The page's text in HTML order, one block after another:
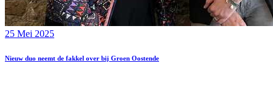
25 Mei 2025
Nieuw duo neemt de fakkel over bij Groen Oostende